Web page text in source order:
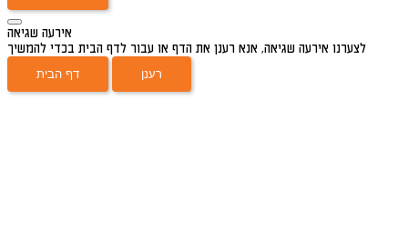
אירעה שגיאה
לצערנו אירעה שגיאה, אנא רענן את הדף או עבור לדף הבית בכדי להמשיך
דף הבית רענן